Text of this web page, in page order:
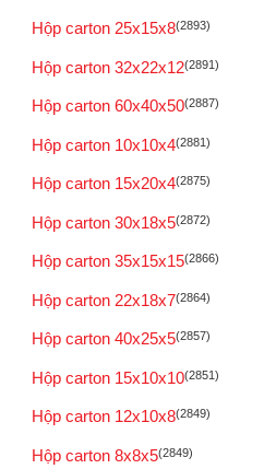
Hộp carton 25x15x8(2893)
Hộp carton 32x22x12(2891)
Hộp carton 60x40x50(2887)
Hộp carton 10x10x4(2881)
Hộp carton 15x20x4(2875)
Hộp carton 30x18x5(2872)
Hộp carton 35x15x15(2866)
Hộp carton 22x18x7(2864)
Hộp carton 40x25x5(2857)
Hộp carton 15x10x10(2851)
Hộp carton 12x10x8(2849)
Hộp carton 8x8x5(2849)